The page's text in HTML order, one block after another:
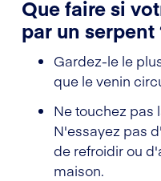
Que faire si
par un serpent
Gardez-le le
que le venin
Ne touchez pas
N'essayez pas
de refroidir ou
maison.